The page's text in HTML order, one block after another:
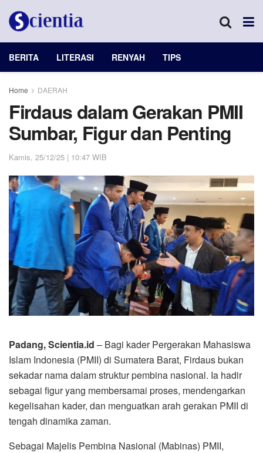
BERITA LITERASI RENYAH TIPS
Home DAERAH
Firdaus dalam Gerakan PMII
Sumbar, Figur dan Penting
Kamis, 25/12/25 | 10:47 WIB
Padang, Scientia.id – Bagi kader Pergerakan Mahasiswa
Islam Indonesia (PMII) di Sumatera Barat, Firdaus bukan
sekadar nama dalam struktur pembina nasional. Ia hadir
sebagai figur yang membersamai proses, mendengarkan
kegelisahan kader, dan menguatkan arah gerakan PMII di
tengah dinamika zaman.
Sebagai Majelis Pembina Nasional (Mabinas) PMII,